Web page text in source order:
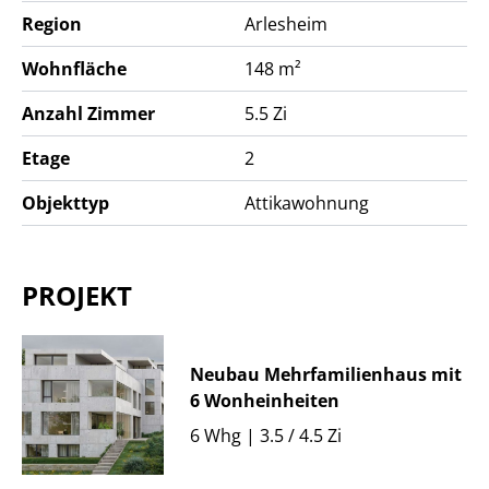
- WG 6, VERKAUFT
Autoeinstellhalle für 6 PW. oberirdische Parkplätze für
3 PW.
Bodenheizung. Personenlift. Photovoltaikanlage.
Weitere Informationen auf schriftliche Anfrage.
Region
Arlesheim
Wohnfläche
148 m²
Anzahl Zimmer
5.5 Zi
Etage
2
Objekttyp
Attikawohnung
PROJEKT
Neubau Mehrfamilienhaus mit
6 Wonheinheiten
6 Whg | 3.5 / 4.5 Zi